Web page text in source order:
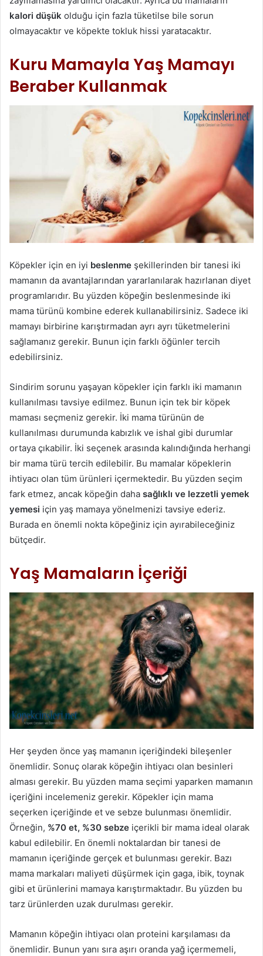
kalori düşük olduğu için fazla tüketilse bile sorun
olmayacaktır ve köpekte tokluk hissi yaratacaktır.
Kuru Mamayla Yaş Mamayı
Beraber Kullanmak
Köpekler için en iyi beslenme şekillerinden bir tanesi iki
mamanın da avantajlarından yararlanılarak hazırlanan diyet
programlarıdır. Bu yüzden köpeğin beslenmesinde iki
mama türünü kombine ederek kullanabilirsiniz. Sadece iki
mamayı birbirine karıştırmadan ayrı ayrı tüketmelerini
sağlamanız gerekir. Bunun için farklı öğünler tercih
edebilirsiniz.
Sindirim sorunu yaşayan köpekler için farklı iki mamanın
kullanılması tavsiye edilmez. Bunun için tek bir köpek
maması seçmeniz gerekir. İki mama türünün de
kullanılması durumunda kabızlık ve ishal gibi durumlar
ortaya çıkabilir. İki seçenek arasında kalındığında herhangi
bir mama türü tercih edilebilir. Bu mamalar köpeklerin
ihtiyacı olan tüm ürünleri içermektedir. Bu yüzden seçim
fark etmez, ancak köpeğin daha sağlıklı ve lezzetli yemek
yemesi için yaş mamaya yönelmenizi tavsiye ederiz.
Burada en önemli nokta köpeğiniz için ayırabileceğiniz
bütçedir.
Yaş Mamaların İçeriği
Her şeyden önce yaş mamanın içeriğindeki bileşenler
önemlidir. Sonuç olarak köpeğin ihtiyacı olan besinleri
alması gerekir. Bu yüzden mama seçimi yaparken mamanın
içeriğini incelemeniz gerekir. Köpekler için mama
seçerken içeriğinde et ve sebze bulunması önemlidir.
Örneğin, %70 et, %30 sebze içerikli bir mama ideal olarak
kabul edilebilir. En önemli noktalardan bir tanesi de
mamanın içeriğinde gerçek et bulunması gerekir. Bazı
mama markaları maliyeti düşürmek için gaga, ibik, toynak
gibi et ürünlerini mamaya karıştırmaktadır. Bu yüzden bu
tarz ürünlerden uzak durulması gerekir.
Mamanın köpeğin ihtiyacı olan proteini karşılaması da
önemlidir. Bunun yanı sıra aşırı oranda yağ içermemeli,